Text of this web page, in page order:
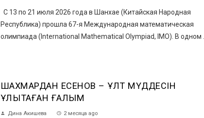
С 13 по 21 июля 2026 года в Шанхае (Китайская Народная
Республика) прошла 67-я Международная математическая
олимпиада (International Mathematical Olympiad, IMO). В одном ...
ШАХМАРДАН ЕСЕНОВ – ҰЛТ МҮДДЕСІН
ҰЛЫҚТАҒАН ҒАЛЫМ
Дина Акишева 2 месяца ago